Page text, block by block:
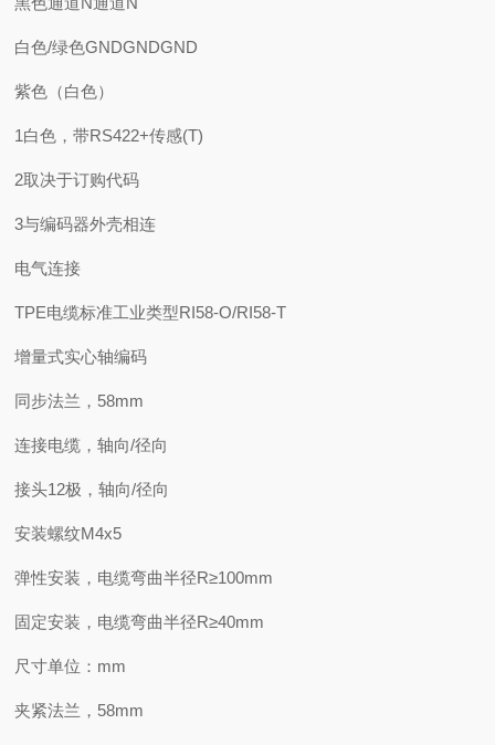
白色/绿色GNDGNDGND
紫色（白色）
1白色，带RS422+传感(T)
2取决于订购代码
3与编码器外壳相连
电气连接
TPE电缆标准工业类型RI58-O/RI58-T
增量式实心轴编码
同步法兰，58mm
连接电缆，轴向/径向
接头12极，轴向/径向
安装螺纹M4x5
弹性安装，电缆弯曲半径R≥100mm
固定安装，电缆弯曲半径R≥40mm
尺寸单位：mm
夹紧法兰，58mm